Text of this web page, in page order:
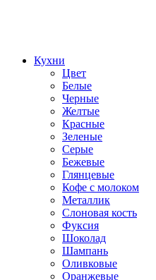
Кухни
Цвет
Белые
Черные
Желтые
Красные
Зеленые
Серые
Бежевые
Глянцевые
Кофе с молоком
Металлик
Слоновая кость
Фуксия
Шоколад
Шампань
Оливковые
Оранжевые